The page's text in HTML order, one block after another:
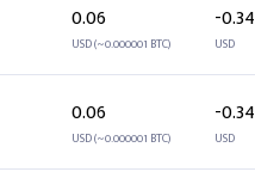
0.06
USD (~0.000001 BTC)
-0.34
USD
0.06
USD (~0.000001 BTC)
-0.34
USD